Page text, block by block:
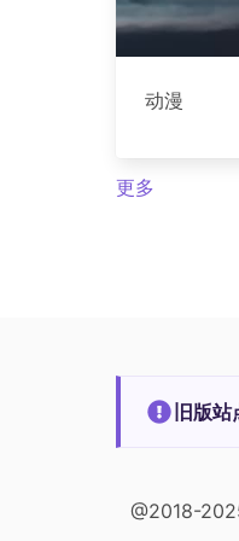
动漫
更多
旧版站
@2018-